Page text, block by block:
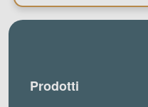
Prodotti